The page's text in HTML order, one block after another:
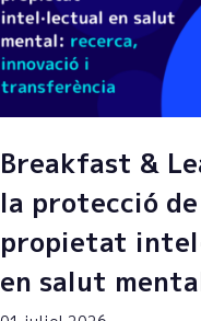
Breakfast &
la protecció
propietat
en salut